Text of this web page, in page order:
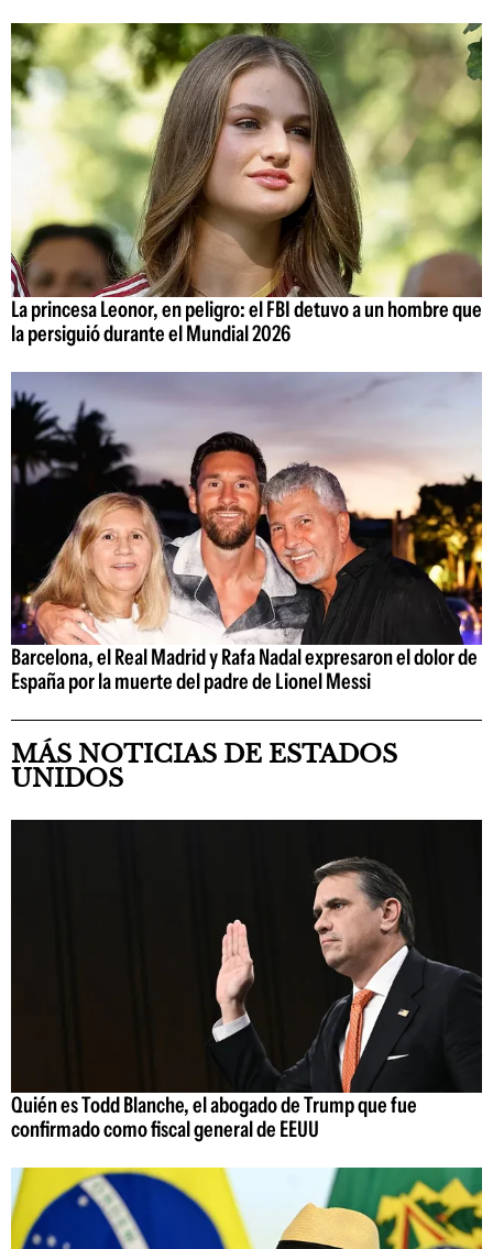
La princesa Leonor, en peligro: el FBI detuvo a un hombre que
la persiguió durante el Mundial 2026
Barcelona, el Real Madrid y Rafa Nadal expresaron el dolor de
España por la muerte del padre de Lionel Messi
MÁS NOTICIAS DE ESTADOS
UNIDOS
Quién es Todd Blanche, el abogado de Trump que fue
confirmado como fiscal general de EEUU